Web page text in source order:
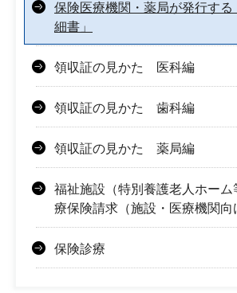
保険医療機関・薬局が発行する
細書」
領収証の見かた 医科編
領収証の見かた 歯科編
領収証の見かた 薬局編
福祉施設（特別養護老人ホーム
療保険請求（施設・医療機関向
保険診療